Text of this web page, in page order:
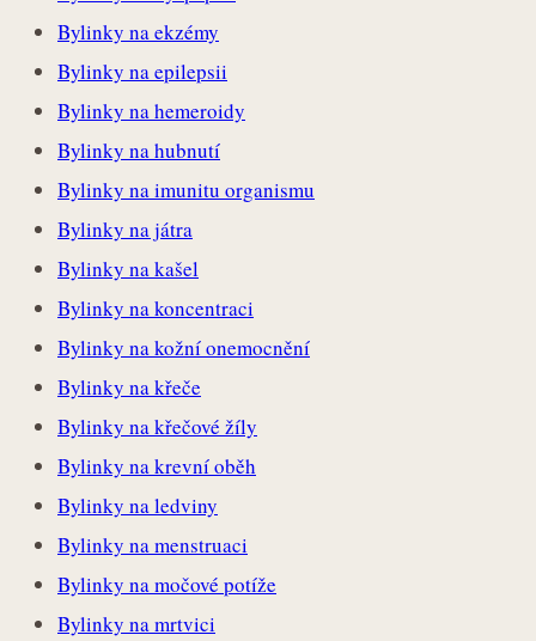
Bylinky na ekzémy
Bylinky na epilepsii
Bylinky na hemeroidy
Bylinky na hubnutí
Bylinky na imunitu organismu
Bylinky na játra
Bylinky na kašel
Bylinky na koncentraci
Bylinky na kožní onemocnění
Bylinky na křeče
Bylinky na křečové žíly
Bylinky na krevní oběh
Bylinky na ledviny
Bylinky na menstruaci
Bylinky na močové potíže
Bylinky na mrtvici